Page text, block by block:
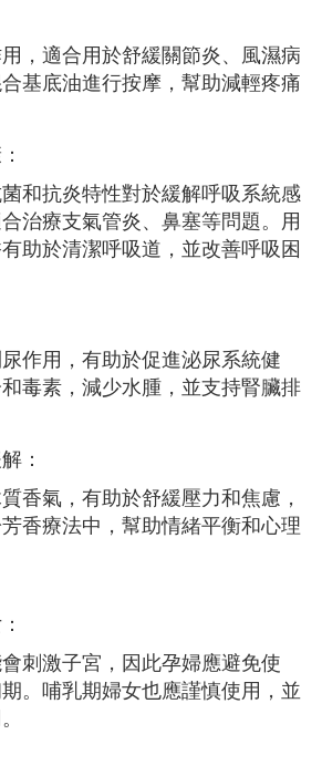
，適合用於舒緩關節炎、風濕病
基底油進行按摩，幫助減輕疼痛
和抗炎特性對於緩解呼吸系統感
治療支氣管炎、鼻塞等問題。用
助於清潔呼吸道，並改善呼吸困
作用，有助於促進泌尿系統健
毒素，減少水腫，並支持腎臟排
：
香氣，有助於舒緩壓力和焦慮，
香療法中，幫助情緒平衡和心理
刺激子宮，因此孕婦應避免使
。哺乳期婦女也應謹慎使用，並